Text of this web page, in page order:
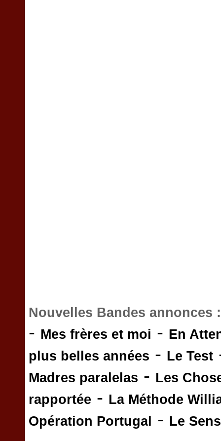
Nouvelles Bandes annonces
- Mes frères et moi - En
plus belles années - Le Test
Madres paralelas - Les
rapportée - La Méthode
Opération Portugal
- Le